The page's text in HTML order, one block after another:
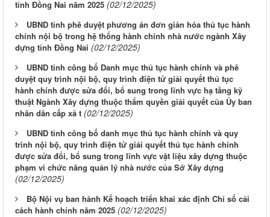
tỉnh Đồng Nai năm 2025 (02/12/2025)
UBND tỉnh phê duyệt phương án đơn giản hóa thủ tục hành
chính nội bộ trong hệ thống hành chính nhà nước ngành Xây
dựng tỉnh Đồng Nai (02/12/2025)
UBND tỉnh công bố Danh mục thủ tục hành chính và phê
duyệt quy trình nội bộ, quy trình điện tử giải quyết thủ tục
hành chính được sửa đổi, bổ sung trong lĩnh vực hạ tầng kỹ
thuật Ngành Xây dựng thuộc thẩm quyền giải quyết của Ủy ban
nhân dân cấp xã t (02/12/2025)
UBND tỉnh công bố danh mục thủ tục hành chính và quy
trình nội bộ, quy trình điện tử giải quyết thủ tục hành chính
được sửa đổi, bổ sung trong lĩnh vực vật liệu xây dựng thuộc
phạm vi chức năng quản lý nhà nước của Sở Xây dựng
(02/12/2025)
Bộ Nội vụ ban hành Kế hoạch triển khai xác định Chỉ số cải
cách hành chính năm 2025 (02/12/2025)